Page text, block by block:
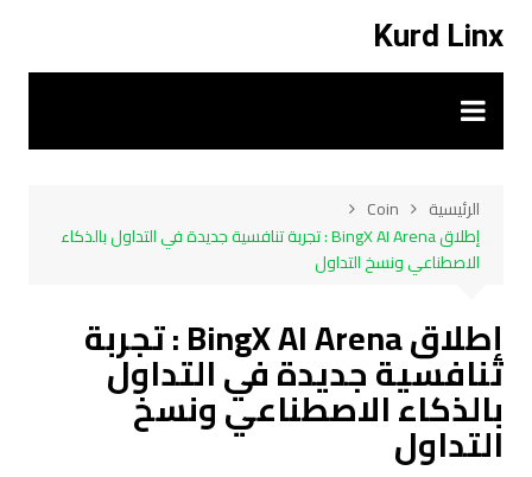
المحتوى
Kurd Linx
الرئيسية
Coin
إطلاق BingX AI Arena : تجربة تنافسية جديدة في التداول بالذكاء
الاصطناعي ونسخ التداول
إطلاق BingX AI Arena : تجربة
تنافسية جديدة في التداول
بالذكاء الاصطناعي ونسخ
التداول